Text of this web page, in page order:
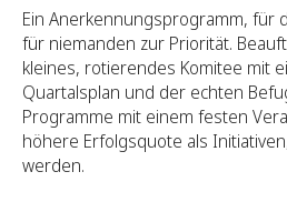
Ein Anerkennungsprogramm, für
für niemanden zur Priorität.
kleines, rotierendes Komitee mit
Quartalsplan und der echten
Programme mit einem festen
höhere Erfolgsquote als
werden.